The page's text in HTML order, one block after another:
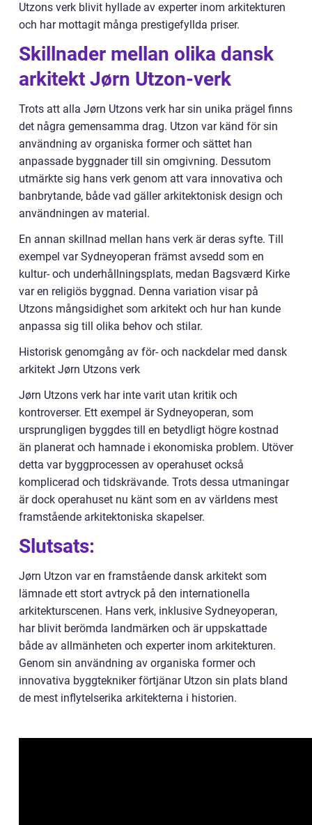
Utzons verk blivit hyllade av experter inom arkitekturen
och har mottagit många prestigefyllda priser.
Skillnader mellan olika dansk
arkitekt Jørn Utzon-verk
Trots att alla Jørn Utzons verk har sin unika prägel finns
det några gemensamma drag. Utzon var känd för sin
användning av organiska former och sättet han
anpassade byggnader till sin omgivning. Dessutom
utmärkte sig hans verk genom att vara innovativa och
banbrytande, både vad gäller arkitektonisk design och
användningen av material.
En annan skillnad mellan hans verk är deras syfte. Till
exempel var Sydneyoperan främst avsedd som en
kultur- och underhållningsplats, medan Bagsværd Kirke
var en religiös byggnad. Denna variation visar på
Utzons mångsidighet som arkitekt och hur han kunde
anpassa sig till olika behov och stilar.
Historisk genomgång av för- och nackdelar med dansk
arkitekt Jørn Utzons verk
Jørn Utzons verk har inte varit utan kritik och
kontroverser. Ett exempel är Sydneyoperan, som
ursprungligen byggdes till en betydligt högre kostnad
än planerat och hamnade i ekonomiska problem. Utöver
detta var byggprocessen av operahuset också
komplicerad och tidskrävande. Trots dessa utmaningar
är dock operahuset nu känt som en av världens mest
framstående arkitektoniska skapelser.
Slutsats:
Jørn Utzon var en framstående dansk arkitekt som
lämnade ett stort avtryck på den internationella
arkitekturscenen. Hans verk, inklusive Sydneyoperan,
har blivit berömda landmärken och är uppskattade
både av allmänheten och experter inom arkitekturen.
Genom sin användning av organiska former och
innovativa byggtekniker förtjänar Utzon sin plats bland
de mest inflytelserika arkitekterna i historien.